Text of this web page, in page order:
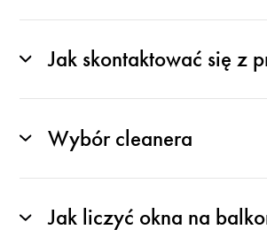
Jak skontaktować się z
Wybór cleanera
Jak liczyć okna na